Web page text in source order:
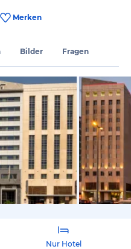
Merken
Bilder Fragen
vom
Nur Hotel